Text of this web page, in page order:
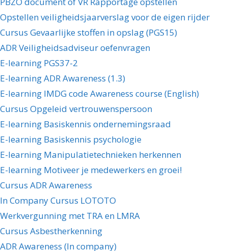
Opstellen veiligheidsjaarverslag voor de eigen rijder
Cursus Gevaarlijke stoffen in opslag (PGS15)
ADR Veiligheidsadviseur oefenvragen
E-learning PGS37-2
E-learning ADR Awareness (1.3)
E-learning IMDG code Awareness course (English)
Cursus Opgeleid vertrouwenspersoon
E-learning Basiskennis ondernemingsraad
E-learning Basiskennis psychologie
E-learning Manipulatietechnieken herkennen
E-learning Motiveer je medewerkers en groei!
Cursus ADR Awareness
In Company Cursus LOTOTO
Werkvergunning met TRA en LMRA
Cursus Asbestherkenning
ADR Awareness (In company)